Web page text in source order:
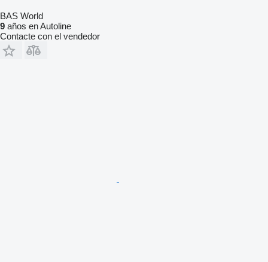
BAS World
9 años en Autoline
Contacte con el vendedor